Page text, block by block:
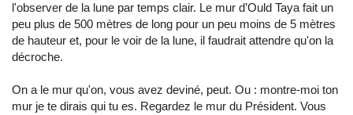
l'observer de la lune par temps clair. Le mur d’Ould Taya fait un
peu plus de 500 mètres de long pour un peu moins de 5 mètres
de hauteur et, pour le voir de la lune, il faudrait attendre qu'on la
décroche.
On a le mur qu'on, vous avez deviné, peut. Ou : montre-moi ton
mur je te dirais qui tu es. Regardez le mur du Président. Vous